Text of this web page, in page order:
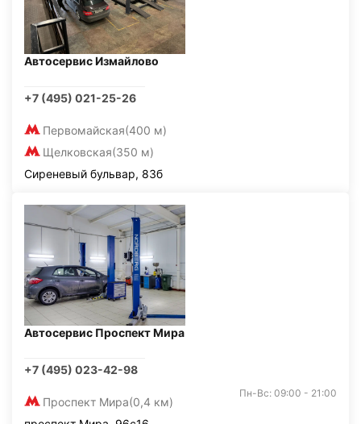
Автосервис Измайлово
+7 (495) 021-25-26
Первомайская(400 м)
Щелковская(350 м)
Сиреневый бульвар, 83б
Автосервис Проспект Мира
+7 (495) 023-42-98
Проспект Мира(0,4 км)
Пн-Вс: 09:00 - 21:00